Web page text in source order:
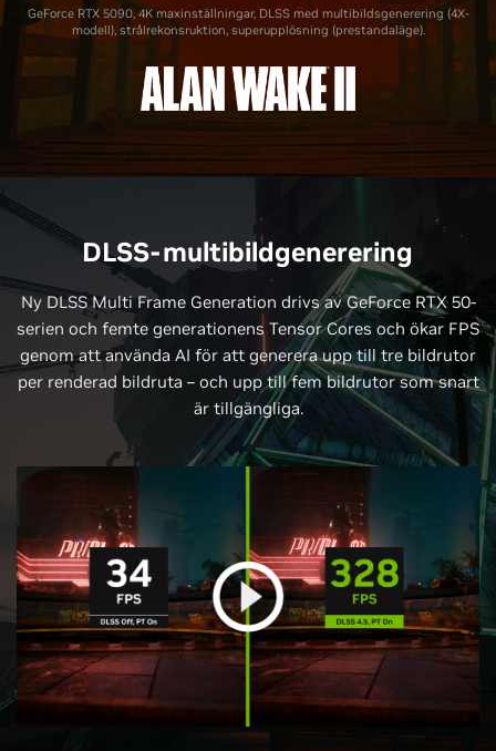
GeForce RTX 5090, 4K maxinställningar, DLSS med multibildsgenerering (4X-
modell), strålrekonsruktion, superupplösning (prestandaläge).
DLSS-multibildgenerering
Ny DLSS Multi Frame Generation drivs av GeForce RTX 50-
serien och femte generationens Tensor Cores och ökar FPS
genom att använda AI för att generera upp till tre bildrutor
per renderad bildruta – och upp till fem bildrutor som snart
är tillgängliga.